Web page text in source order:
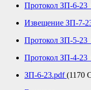
Протокол ЗП-6-
Извещение ЗП-7-
Протокол ЗП-5-
Протокол ЗП-4-
ЗП-6-23.pdf(1170